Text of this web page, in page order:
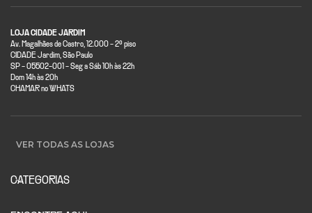
LOJA CIDADE JARDIM
Av. Magalhães de Castro, 12.000 - 2º piso
CIDADE Jardim, São Paulo
SP - 05502-001 - Seg a Sáb 10h às 22h
Dom 14h às 20h
CHAMAR no WHATS
VER TODAS AS LOJAS
CATEGORIAS